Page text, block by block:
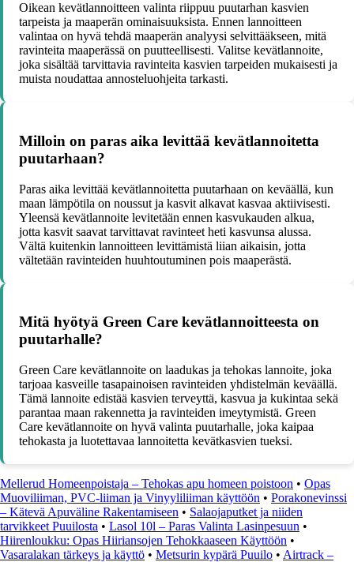
Oikean kevätlannoitteen valinta riippuu puutarhan kasvien
tarpeista ja maaperän ominaisuuksista. Ennen lannoitteen
valintaa on hyvä tehdä maaperän analyysi selvittääkseen, mitä
ravinteita maaperässä on puutteellisesti. Valitse kevätlannoite,
joka sisältää tarvittavia ravinteita kasvien tarpeiden mukaisesti ja
muista noudattaa annosteluohjeita tarkasti.
Milloin on paras aika levittää kevätlannoitetta
puutarhaan?
Paras aika levittää kevätlannoitetta puutarhaan on keväällä, kun
maan lämpötila on noussut ja kasvit alkavat kasvaa aktiivisesti.
Yleensä kevätlannoite levitetään ennen kasvukauden alkua,
jotta kasvit saavat tarvittavat ravinteet heti kasvunsa alussa.
Vältä kuitenkin lannoitteen levittämistä liian aikaisin, jotta
vältetään ravinteiden huuhtoutuminen pois maaperästä.
Mitä hyötyä Green Care kevätlannoitteesta on
puutarhalle?
Green Care kevätlannoite on laadukas ja tehokas lannoite, joka
tarjoaa kasveille tasapainoisen ravinteiden yhdistelmän keväällä.
Tämä lannoite edistää kasvien terveyttä, kasvua ja kukintaa sekä
parantaa maan rakennetta ja ravinteiden imeytymistä. Green
Care kevätlannoite on hyvä valinta puutarhalle, joka kaipaa
tehokasta ja luotettavaa lannoitetta kevätkasvien tueksi.
Mellerud Homeenpoistaja – Tehokas apu homeen poistoon • Opas
Muoviliiman, PVC-liiman ja Vinyyliliiman käyttöön • Porakonevinssi
– Kätevä Apuväline Rakentamiseen • Salaojaputket ja niiden
tarvikkeet Puuilosta • Lasol 10l – Paras Valinta Lasinpesuun •
Hiirenloukku: Opas Hiiriansojen Tehokkaaseen Käyttöön •
Vasaralakan tärkeys ja käyttö • Metsurin kypärä Puuilo • Airtrack –